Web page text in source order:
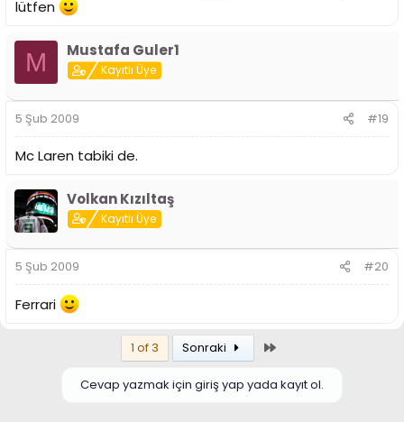
lütfen
M Mustafa Guler1
Kayıtlı Üye
5 Şub 2009 #19
Mc Laren tabiki de.
Volkan Kızıltaş
Kayıtlı Üye
5 Şub 2009 #20
Ferrari
1 of 3 Sonraki
Cevap yazmak için giriş yap yada kayıt ol.